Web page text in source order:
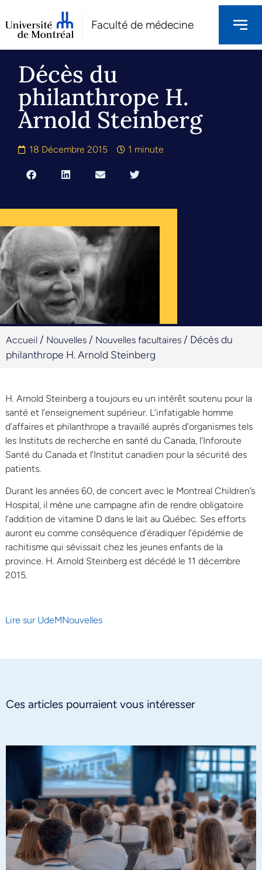
Faculté de médecine
Décès du
philanthrope H.
Arnold Steinberg
18 Décembre 2015 1 minute
Accueil / Nouvelles / Nouvelles facultaires / Décès du
philanthrope H. Arnold Steinberg
H. Arnold Steinberg a toujours eu un intérêt soutenu pour la
santé et l’enseignement supérieur. L’infatigable homme
d’affaires et philanthrope a travaillé auprès d’organismes tels
les Instituts de recherche en santé du Canada, l’Inforoute
Santé du Canada et l’Institut canadien pour la sécurité des
patients.
Durant les années 60, de concert avec le Montreal Children’s
Hospital, il mène une campagne afin de rendre obligatoire
l’addition de vitamine D dans le lait au Québec. Ses efforts
auront eu comme conséquence d’éradiquer l’épidémie de
rachitisme qui sévissait chez les jeunes enfants de la
province. H. Arnold Steinberg est décédé le 11 décembre
2015.
Lire sur UdeMNouvelles
Ces articles pourraient vous intéresser